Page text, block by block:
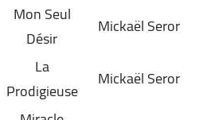
Mon Seul
Désir
Mickaël Seror
La
Prodigieuse
Mickaël Seror